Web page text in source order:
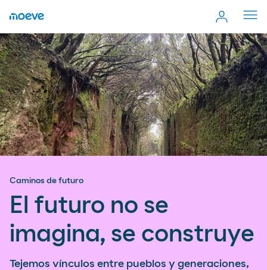
Caminos de futuro
El futuro no se
imagina, se construye
Tejemos vínculos entre pueblos y generaciones,